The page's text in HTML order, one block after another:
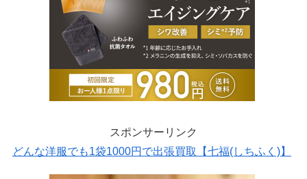
スポンサーリンク
どんな洋服でも1袋1000円で出張買取【七福(しちふく)】